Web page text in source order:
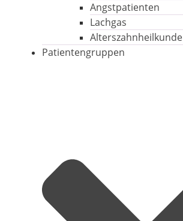
Angstpatienten
Lachgas
Alterszahnheilkunde
Patientengruppen